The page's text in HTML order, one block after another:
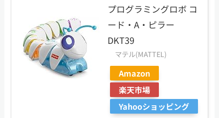
プログラミングロボ コ
ード・A・ピラー
DKT39
マテル(MATTEL)
Amazon
楽天市場
Yahooショッピング